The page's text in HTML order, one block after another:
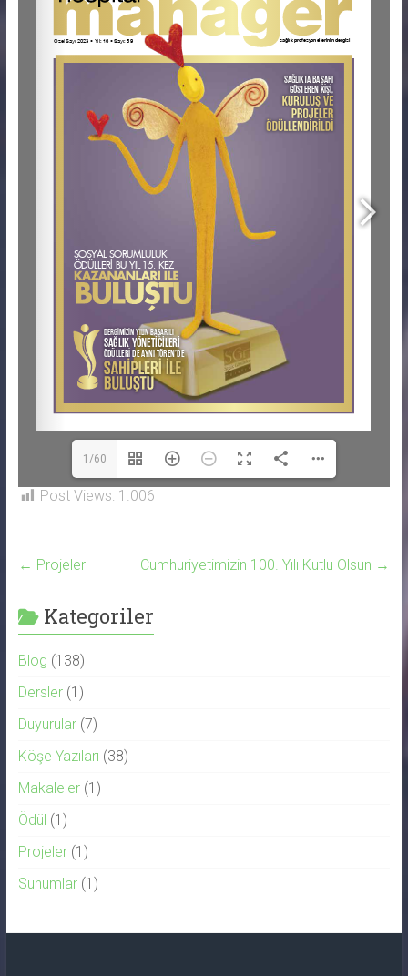
1/60
Post Views: 1.006
← Projeler Cumhuriyetimizin 100. Yılı Kutlu Olsun →
Kategoriler
Blog (138)
Dersler(1)
Duyurular(7)
Köşe Yazıları (38)
Makaleler(1)
Ödül (1)
Projeler(1)
Sunumlar(1)